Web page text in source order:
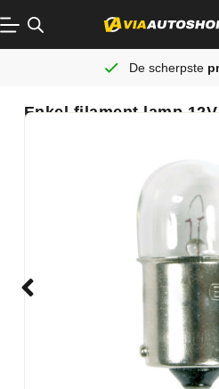
De scherpste
Enkel filament lamp